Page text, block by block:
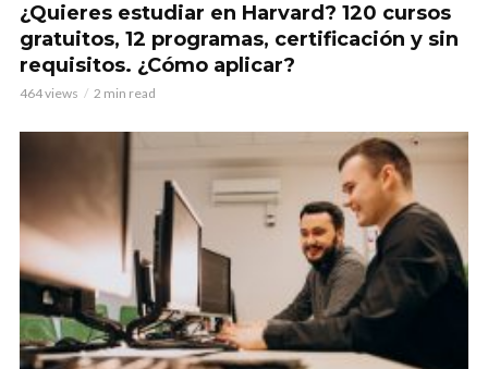
¿Quieres estudiar en Harvard? 120 cursos
gratuitos, 12 programas, certificación y sin
requisitos. ¿Cómo aplicar?
464 views 2 min read